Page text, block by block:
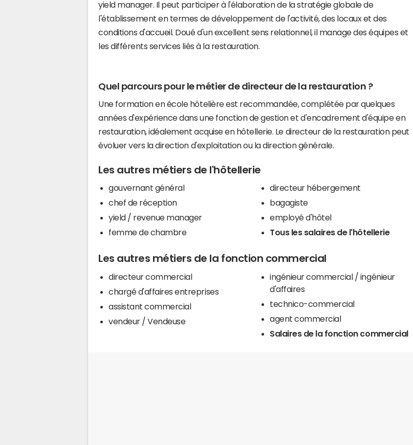
yield manager. Il peut participer à l'élaboration de la stratégie globale de
l'établissement en termes de développement de l'activité, des locaux et des
conditions d'accueil. Doué d'un excellent sens relationnel, il manage des équipes et
les différents services liés à la restauration.
Quel parcours pour le métier de directeur de la restauration ?
Une formation en école hôtelière est recommandée, complétée par quelques
années d'expérience dans une fonction de gestion et d'encadrement d'équipe en
restauration, idéalement acquise en hôtellerie. Le directeur de la restauration peut
évoluer vers la direction d'exploitation ou la direction générale.
Les autres métiers de l'hôtellerie
gouvernant général
chef de réception
yield / revenue manager
femme de chambre
directeur hébergement
bagagiste
employé d'hôtel
Tous les salaires de l'hôtellerie
Les autres métiers de la fonction commercial
directeur commercial
chargé d'affaires entreprises
assistant commercial
vendeur / Vendeuse
ingénieur commercial / ingénieur
d'affaires
technico-commercial
agent commercial
Salaires de la fonction commercial